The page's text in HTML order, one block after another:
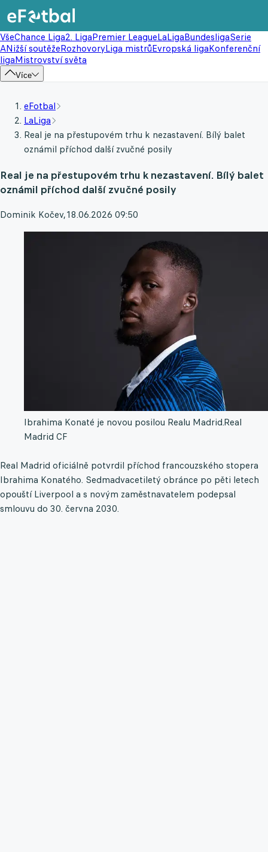
VšeChance Liga2. LigaPremier LeagueLaLigaBundesligaSerie
ANižší soutěžeRozhovoryLiga mistrůEvropská ligaKonferenční
ligaMistrovství světa
Více
eFotbal
LaLiga
Real je na přestupovém trhu k nezastavení. Bílý balet
oznámil příchod další zvučné posily
Real je na přestupovém trhu k nezastavení. Bílý balet
oznámil příchod další zvučné posily
Dominik Kočev,18.06.2026 09:50
Ibrahima Konaté je novou posilou Realu Madrid.Real
Madrid CF
Real Madrid oficiálně potvrdil příchod francouzského stopera
Ibrahima Konatého. Sedmadvacetiletý obránce po pěti letech
opouští Liverpool a s novým zaměstnavatelem podepsal
smlouvu do 30. června 2030.